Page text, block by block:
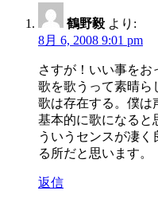
鶴野毅 より:
8月 6, 2008 9:01 pm
さすが！いい事をお
歌を歌うって素晴ら
歌は存在する。僕は
基本的に歌になると
ういうセンスが凄
る所だと思います。
返信